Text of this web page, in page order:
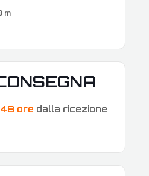
m
ore dalla ricezione